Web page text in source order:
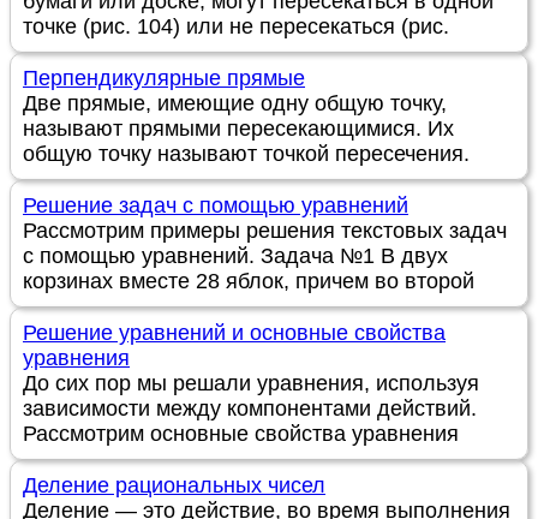
точке (рис. 104) или не пересекаться (рис.
Перпендикулярные прямые
Две прямые, имеющие одну общую точку,
называют прямыми пересекающимися. Их
общую точку называют точкой пересечения.
Решение задач с помощью уравнений
Рассмотрим примеры решения текстовых задач
с помощью уравнений. Задача №1 В двух
корзинах вместе 28 яблок, причем во второй
Решение уравнений и основные свойства
уравнения
До сих пор мы решали уравнения, используя
зависимости между компонентами действий.
Рассмотрим основные свойства уравнения
Деление рациональных чисел
Деление — это действие, во время выполнения